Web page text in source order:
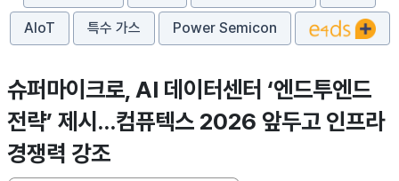
AIoT 특수 가스 Power Semicon
슈퍼마이크로, AI 데이터센터 ‘엔드투엔드
전략’ 제시…컴퓨텍스 2026 앞두고 인프라
경쟁력 강조